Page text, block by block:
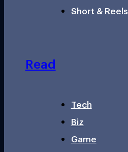
Short & Reels
Read
Tech
Biz
Game